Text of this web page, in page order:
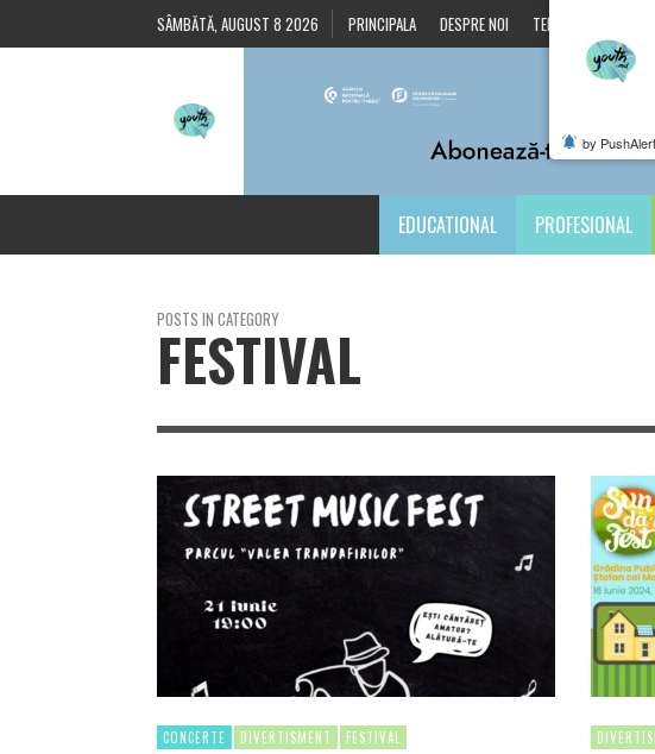
SÂMBĂTĂ, AUGUST 8 2026 PRINCIPALA DESPRE NOI TERMENI ȘI CONDIȚII
EDUCATIONAL PROFESIONAL
POSTS IN CATEGORY
FESTIVAL
CONCERTE DIVERTISMENT FESTIVAL
by PushAlert